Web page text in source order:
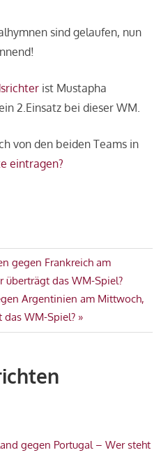
sind gelaufen, nun
ist Mustapha
2.Einsatz bei dieser WM.
von den beiden Teams in
eintragen?
gegen Frankreich am
überträgt das WM-Spiel?
Argentinien am Mittwoch,
WM-Spiel?
gegen Portugal – Wer steht